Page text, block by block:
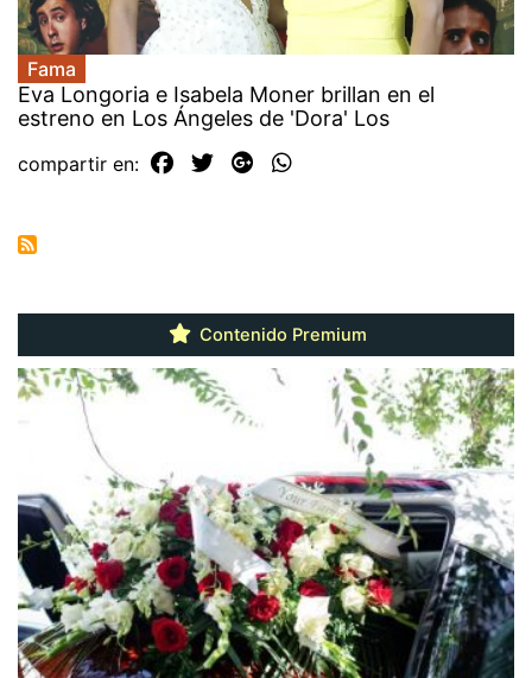
Fama
Eva Longoria e Isabela Moner brillan en el
estreno en Los Ángeles de 'Dora' Los
compartir en:
Contenido Premium